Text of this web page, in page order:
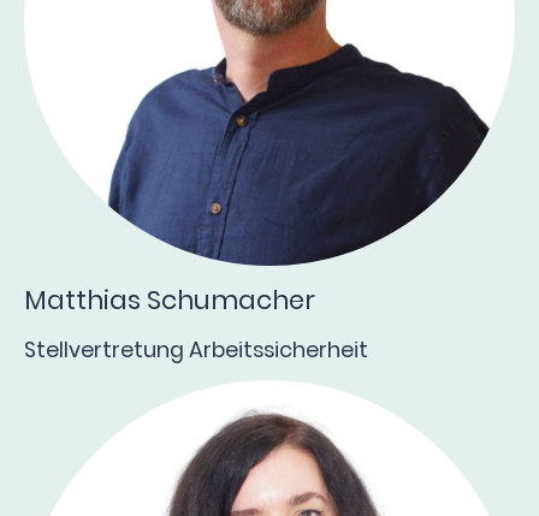
Matthias Schumacher
Stellvertretung Arbeitssicherheit